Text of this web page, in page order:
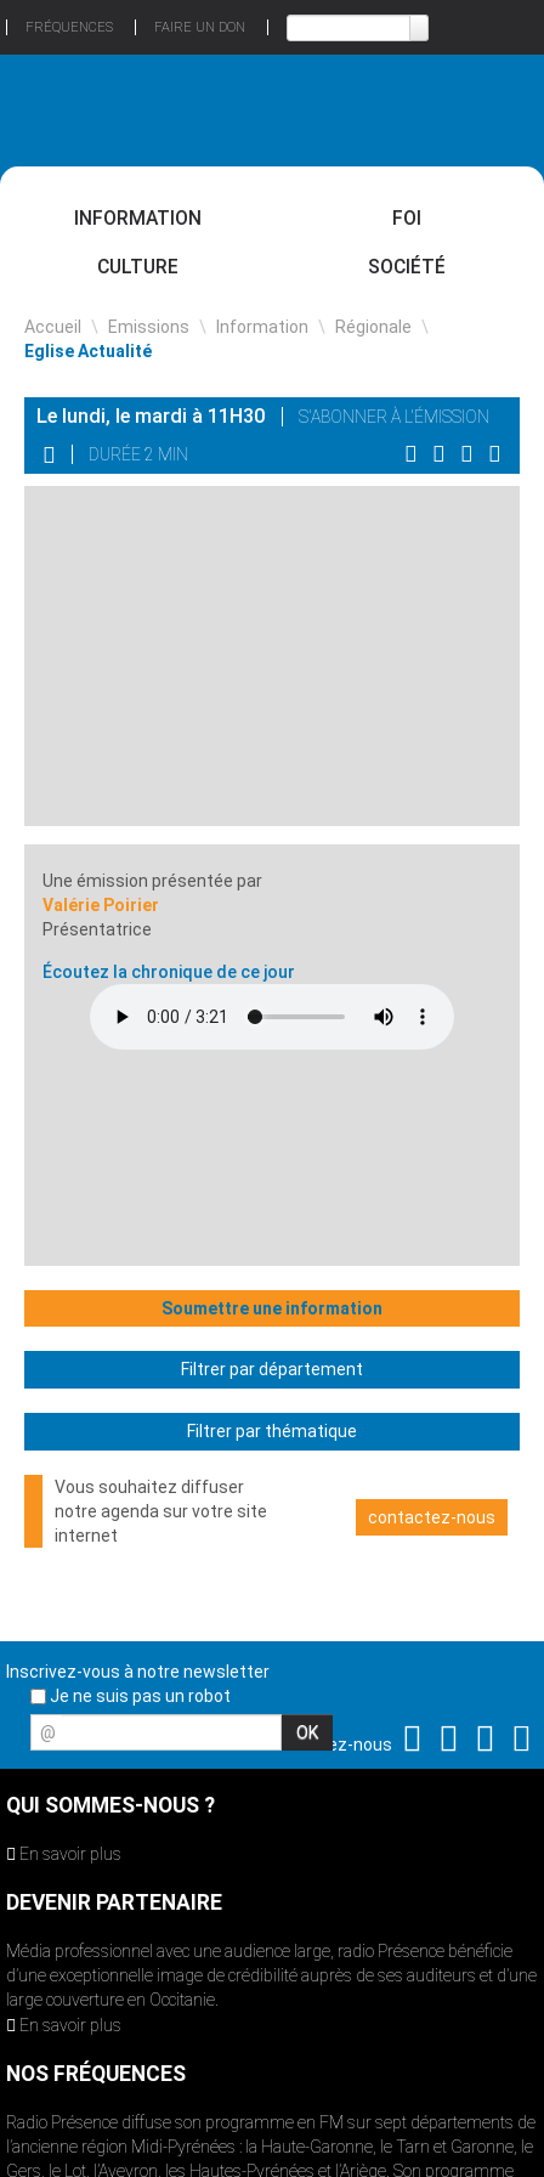
FRÉQUENCES FAIRE UN DON
INFORMATION FOI
CULTURE SOCIÉTÉ
Accueil \ Emissions \ Information \ Régionale \
Eglise Actualité
Le lundi, le mardi à 11H30
S'ABONNER À L'ÉMISSION
DURÉE 2 MIN
Une émission présentée par
Valérie Poirier
Présentatrice
Écoutez la chronique de ce jour
Soumettre une information
Filtrer par département
Filtrer par thématique
Vous souhaitez diffuser
notre agenda sur votre site
internet
contactez-nous
Inscrivez-vous à notre newsletter
Je ne suis pas un robot
@
Suivez-nous
QUI SOMMES-NOUS ?
En savoir plus
DEVENIR PARTENAIRE
Média professionnel avec une audience large, radio Présence bénéficie
d’une exceptionnelle image de crédibilité auprès de ses auditeurs et d’une
large couverture en Occitanie.
En savoir plus
NOS FRÉQUENCES
Radio Présence diffuse son programme en FM sur sept départements de
l’ancienne région Midi-Pyrénées : la Haute-Garonne, le Tarn et Garonne, le
Gers, le Lot, l’Aveyron, les Hautes-Pyrénées et l’Ariège. Son programme